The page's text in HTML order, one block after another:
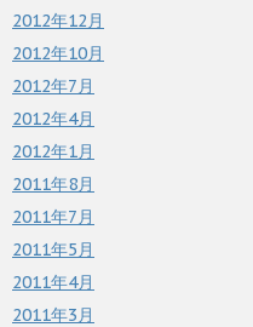
2012年12月
2012年10月
2012年7月
2012年4月
2012年1月
2011年8月
2011年7月
2011年5月
2011年4月
2011年3月